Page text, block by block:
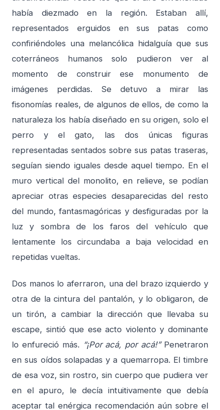
había diezmado en la región. Estaban allí,
representados erguidos en sus patas como
confiriéndoles una melancólica hidalguía que sus
coterráneos humanos solo pudieron ver al
momento de construir ese monumento de
imágenes perdidas. Se detuvo a mirar las
fisonomías reales, de algunos de ellos, de como la
naturaleza los había diseñado en su origen, solo el
perro y el gato, las dos únicas figuras
representadas sentados sobre sus patas traseras,
seguían siendo iguales desde aquel tiempo. En el
muro vertical del monolito, en relieve, se podían
apreciar otras especies desaparecidas del resto
del mundo, fantasmagóricas y desfiguradas por la
luz y sombra de los faros del vehículo que
lentamente los circundaba a baja velocidad en
repetidas vueltas.
Dos manos lo aferraron, una del brazo izquierdo y
otra de la cintura del pantalón, y lo obligaron, de
un tirón, a cambiar la dirección que llevaba su
escape, sintió que ese acto violento y dominante
lo enfureció más. “¡Por acá, por acá!”Penetraron
en sus oídos solapadas y a quemarropa. El timbre
de esa voz, sin rostro, sin cuerpo que pudiera ver
en el apuro, le decía intuitivamente que debía
aceptar tal enérgica recomendación aún sobre el